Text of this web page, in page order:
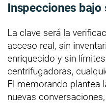
Inspecciones bajo
La clave será la
acceso real, sin
enriquecido y sin
centrifugadoras,
El memorando plantea
nuevas